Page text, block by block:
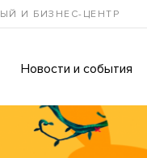
И БИЗНЕС-ЦЕНТР
Новости и события